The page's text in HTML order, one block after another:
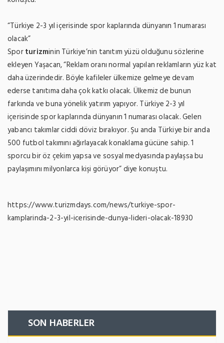
“Türkiye 2-3 yıl içerisinde spor kaplarında dünyanın 1 numarası
olacak”
Sporturizminin Türkiye’nin tanıtım yüzü olduğunu sözlerine
ekleyen Yaşacan, “Reklam oranı normal yapılan reklamların yüz kat
daha üzerindedir. Böyle kafileler ülkemize gelmeye devam
ederse tanıtıma daha çok katkı olacak. Ülkemiz de bunun
farkında ve buna yönelik yatırım yapıyor. Türkiye 2-3 yıl
içerisinde spor kaplarında dünyanın 1 numarası olacak. Gelen
yabancı takımlar ciddi döviz bırakıyor. Şu anda Türkiye bir anda
500 futbol takımını ağırlayacak konaklama gücüne sahip. 1
sporcu bir öz çekim yapsa ve sosyal medyasında paylaşsa bu
paylaşımını milyonlarca kişi görüyor” diye konuştu.
https://www.turizmdays.com/news/turkiye-spor-
kamplarinda-2-3-yil-icerisinde-dunya-lideri-olacak-18930
SON HABERLER